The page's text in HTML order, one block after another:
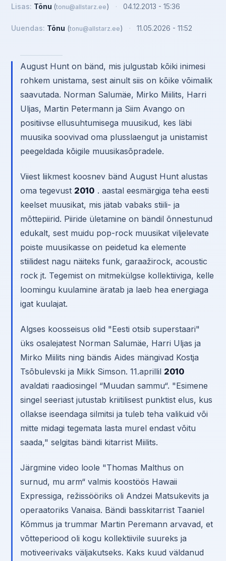
Lisas: Tõnu (tonu@allstarz.ee) · 04.12.2013 - 15:36
Uuendas: Tõnu (tonu@allstarz.ee) · 11.05.2026 - 11:52
August Hunt on bänd, mis julgustab kõiki inimesi
rohkem unistama, sest ainult siis on kõike võimalik
saavutada. Norman Salumäe, Mirko Miilits, Harri
Uljas, Martin Petermann ja Siim Avango on
positiivse ellusuhtumisega muusikud, kes läbi
muusika soovivad oma plusslaengut ja unistamist
peegeldada kõigile muusikasõpradele.
Viiest liikmest koosnev bänd August Hunt alustas
oma tegevust 2010 . aastal eesmärgiga teha eesti
keelset muusikat, mis jätab vabaks stiili- ja
mõttepiirid. Piiride ületamine on bändil õnnestunud
edukalt, sest muidu pop-rock muusikat viljelevate
poiste muusikasse on peidetud ka elemente
stiilidest nagu näiteks funk, garaažirock, acoustic
rock jt. Tegemist on mitmekülgse kollektiiviga, kelle
loomingu kuulamine äratab ja laeb hea energiaga
igat kuulajat.
Algses koosseisus olid "Eesti otsib superstaari"
üks osalejatest Norman Salumäe, Harri Uljas ja
Mirko Miilits ning bändis Aides mängivad Kostja
Tsõbulevski ja Mikk Simson. 11.aprillil 2010
avaldati raadiosingel “Muudan sammu“. "Esimene
singel seeriast jutustab kriitilisest punktist elus, kus
ollakse iseendaga silmitsi ja tuleb teha valikuid või
mitte midagi tegemata lasta murel endast võitu
saada," selgitas bändi kitarrist Miilits.
Järgmine video loole "Thomas Malthus on
surnud, mu arm“ valmis koostöös Hawaii
Expressiga, režissööriks oli Andzei Matsukevits ja
operaatoriks Vanaisa. Bändi basskitarrist Taaniel
Kõmmus ja trummar Martin Peremann arvavad, et
võtteperiood oli kogu kollektiivile suureks ja
motiveerivaks väljakutseks. Kaks kuud väldanud